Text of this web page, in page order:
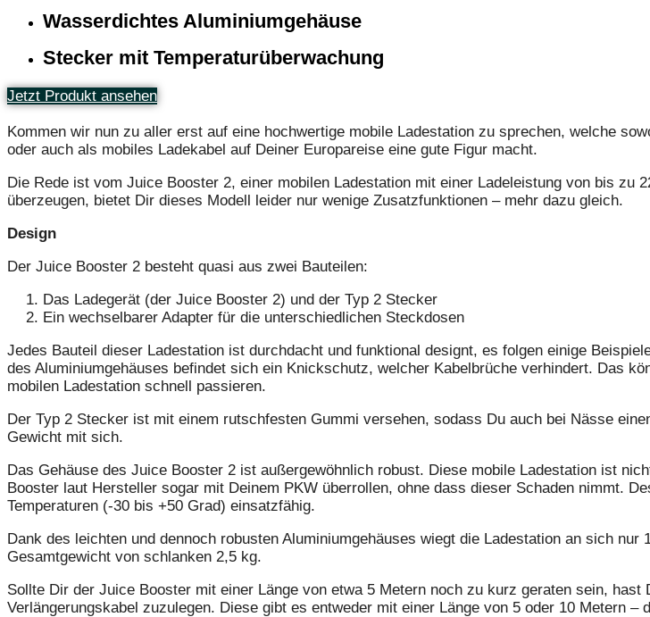
Wasserdichtes Aluminiumgehäuse
Stecker mit Temperaturüberwachung
Jetzt Produkt ansehen
Kommen wir nun zu aller erst auf eine hochwertige mobile Ladestation zu sprechen, welche
oder auch als mobiles Ladekabel auf Deiner Europareise eine gute Figur macht.
Die Rede ist vom Juice Booster 2, einer mobilen Ladestation mit einer Ladeleistung von bis zu
überzeugen, bietet Dir dieses Modell leider nur wenige Zusatzfunktionen – mehr dazu gleich.
Design
Der Juice Booster 2 besteht quasi aus zwei Bauteilen:
Das Ladegerät (der Juice Booster 2) und der Typ 2 Stecker
Ein wechselbarer Adapter für die unterschiedlichen Steckdosen
Jedes Bauteil dieser Ladestation ist durchdacht und funktional designt, es folgen einige
des Aluminiumgehäuses befindet sich ein Knickschutz, welcher Kabelbrüche verhindert. Das
mobilen Ladestation schnell passieren.
Der Typ 2 Stecker ist mit einem rutschfesten Gummi versehen, sodass Du auch bei Nässe
Gewicht mit sich.
Das Gehäuse des Juice Booster 2 ist außergewöhnlich robust. Diese mobile Ladestation ist
Booster laut Hersteller sogar mit Deinem PKW überrollen, ohne dass dieser Schaden nimmt.
Temperaturen (-30 bis +50 Grad) einsatzfähig.
Dank des leichten und dennoch robusten Aluminiumgehäuses wiegt die Ladestation an sich
Gesamtgewicht von schlanken 2,5 kg.
Sollte Dir der Juice Booster mit einer Länge von etwa 5 Metern noch zu kurz geraten sein,
Verlängerungskabel zuzulegen. Diese gibt es entweder mit einer Länge von 5 oder 10 Metern